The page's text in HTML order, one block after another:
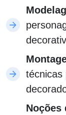
técnicas
Noções